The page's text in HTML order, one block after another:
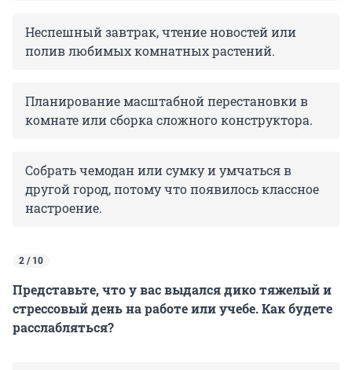
Неспешный завтрак, чтение новостей или
полив любимых комнатных растений.
Планирование масштабной перестановки в
комнате или сборка сложного конструктора.
Собрать чемодан или сумку и умчаться в
другой город, потому что появилось классное
настроение.
2 / 10
Представьте, что у вас выдался дико тяжелый и
стрессовый день на работе или учебе. Как будете
расслабляться?